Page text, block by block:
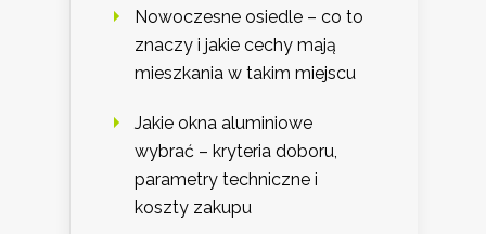
Nowoczesne osiedle – co to
znaczy i jakie cechy mają
mieszkania w takim miejscu
Jakie okna aluminiowe
wybrać – kryteria doboru,
parametry techniczne i
koszty zakupu